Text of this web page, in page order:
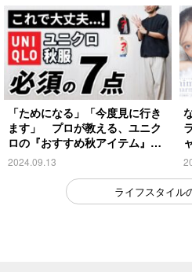
「ためになる」「今度見に行き
ます」 プロが教える、ユニク
ロの『おすすめ秋アイテム』が
こちら
2024.09.13
ライフスタイル